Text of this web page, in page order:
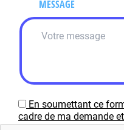
MESSAGE
En soumettant ce
cadre de ma demande